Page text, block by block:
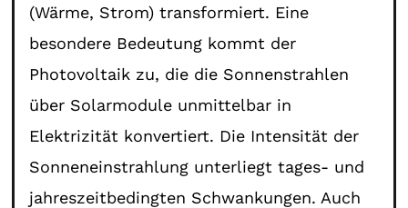
(Wärme, Strom) transformiert. Eine
besondere Bedeutung kommt der
Photovoltaik zu, die die Sonnenstrahlen
über Solarmodule unmittelbar in
Elektrizität konvertiert. Die Intensität der
Sonneneinstrahlung unterliegt tages- und
jahreszeitbedingten Schwankungen. Auch